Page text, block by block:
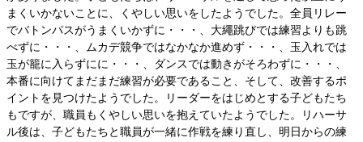
まくいかないことに、くやしい思いをしたようでした。全員リレー
でバトンパスがうまくいかずに・・・、大繩跳びでは練習よりも跳
べずに・・・、ムカデ競争ではなかなか進めず・・・、玉入れでは
玉が籠に入らずにに・・・、ダンスでは動きがそろわずに・・・、
本番に向けてまだまだ練習が必要であること、そして、改善するポ
イントを見つけたようでした。リーダーをはじめとする子どもたち
もですが、職員もくやしい思いを抱えていたようでした。リハーサ
ル後は、子どもたちと職員が一緒に作戦を練り直し、明日からの練